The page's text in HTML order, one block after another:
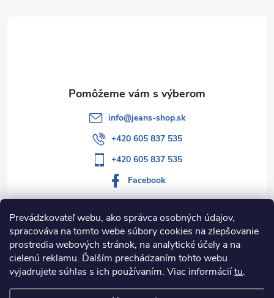
Prevádzkovateľ webu, ako správca osobných údajov,
spracováva na tomto webe súbory cookies na zlepšovanie
prostredia webových stránok, na analytické účely a na
cielenú reklamu. Ďalším prechádzaním tohto webu
vyjadrujete súhlas s ich používaním. Viac informáciítu.
Informácie pre vás
Kategórie
info@jeans-shop.sk
+420 605 837 535
+420 605 837 535
Facebook